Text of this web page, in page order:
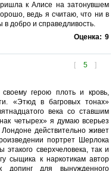
к Алисе на затонувшем
ведь я считаю, что ни в
в добро и справедливость.
Оценка: 9
[ 5 ]
герою плоть и кровь,
«Этюд в багровых тонах»
века со ставшим
четырех» я думаю всерьез
действительно живет
портрет Шерлока
сверхчеловека, так и
сыщика к наркотикам автор
для вынужденного